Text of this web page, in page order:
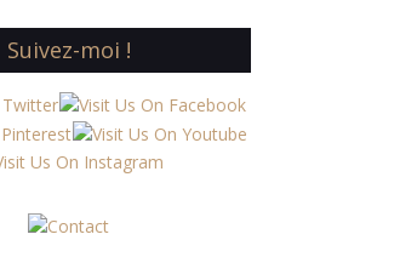
Suivez-moi !